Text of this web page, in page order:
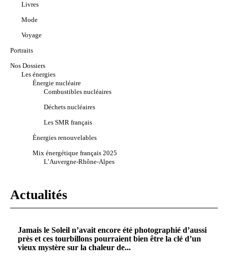
Livres
Mode
Voyage
Portraits
Nos Dossiers
Les énergies
Énergie nucléaire
Combustibles nucléaires
Déchets nucléaires
Les SMR français
Énergies renouvelables
Mix énergétique français 2025
L’Auvergne-Rhône-Alpes
Actualités
Jamais le Soleil n’avait encore été photographié d’aussi
près et ces tourbillons pourraient bien être la clé d’un
vieux mystère sur la chaleur de...